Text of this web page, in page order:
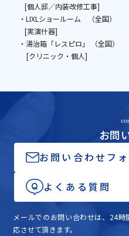
[個人邸／内装改修工事]
・LIXLショールーム （全国）
[実演什器]​​​​​​​
・湯治箱「レスピロ」 （全国）
[クリニック・個人]
お問
お問い合わせフ
よくある質問
メールでのお問い合わせは、24
応させて頂きます。